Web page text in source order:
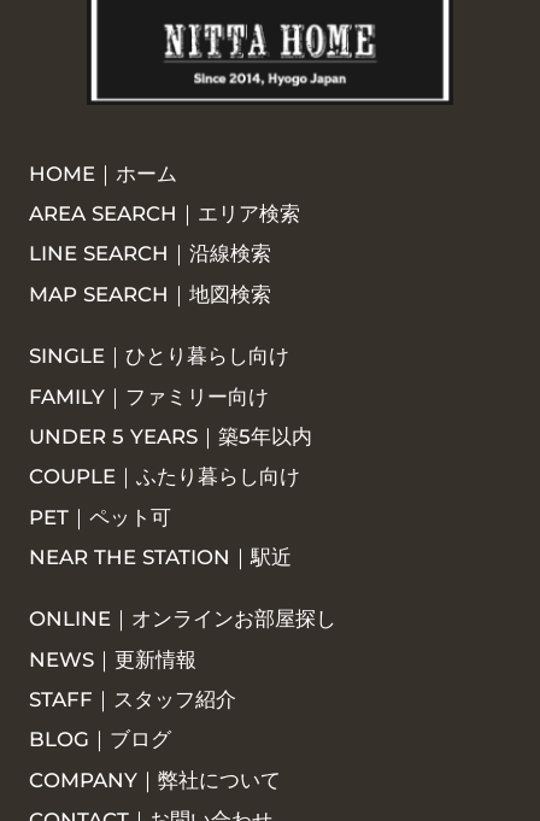
HOME｜ホーム
AREA SEARCH｜エリア検索
LINE SEARCH｜沿線検索
MAP SEARCH｜地図検索
SINGLE｜ひとり暮らし向け
FAMILY｜ファミリー向け
UNDER 5 YEARS｜築5年以内
COUPLE｜ふたり暮らし向け
PET｜ペット可
NEAR THE STATION｜駅近
ONLINE｜オンラインお部屋探し
NEWS｜更新情報
STAFF｜スタッフ紹介
BLOG｜ブログ
COMPANY｜弊社について